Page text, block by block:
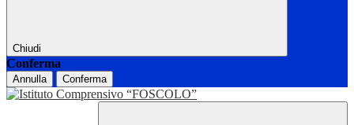
Chiudi
Conferma
Annulla Conferma